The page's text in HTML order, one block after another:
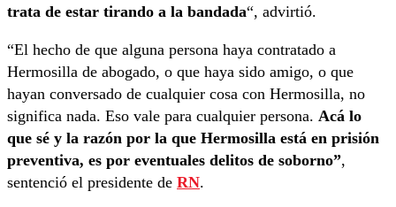
trata de estar tirando a la bandada“, advirtió.
“El hecho de que alguna persona haya contratado a
Hermosilla de abogado, o que haya sido amigo, o que
hayan conversado de cualquier cosa con Hermosilla, no
significa nada. Eso vale para cualquier persona. Acá lo
que sé y la razón por la que Hermosilla está en prisión
preventiva, es por eventuales delitos de soborno”,
sentenció el presidente de RN.